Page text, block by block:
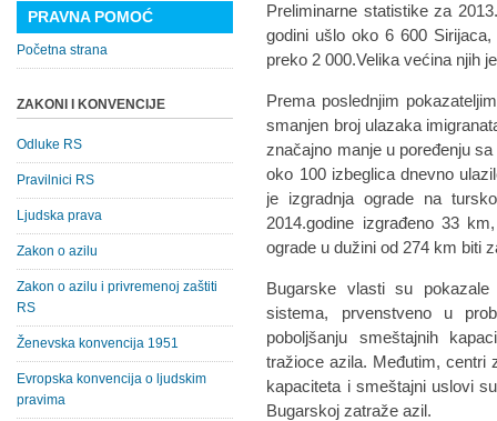
Preliminarne statistike za
godini ušlo oko 6 600
preko 2 000.Velika većina njih
Prema poslednjim
smanjen broj ulazaka
značajno manje u poređenju
oko 100 izbeglica dnevno
je izgradnja ograde na
2014.godine izgrađeno 33
ograde u dužini od 274 km biti
Bugarske vlasti su pokazale
sistema, prvenstveno u
poboljšanju smeštajnih
tražioce azila. Međutim, centri
kapaciteta i smeštajni uslovi
Bugarskoj zatraže azil.
PRAVNA POMOĆ
Početna strana
ZAKONI I KONVENCIJE
Odluke RS
Pravilnici RS
Ljudska prava
Zakon o azilu
Zakon o azilu i privremenoj zaštiti
RS
Ženevska konvencija 1951
Evropska konvencija o ljudskim
pravima